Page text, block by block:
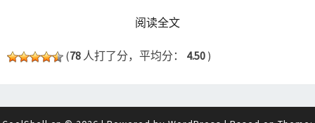
阅读全文READ MORE
(78 人打了分，平均分： 4.50 )